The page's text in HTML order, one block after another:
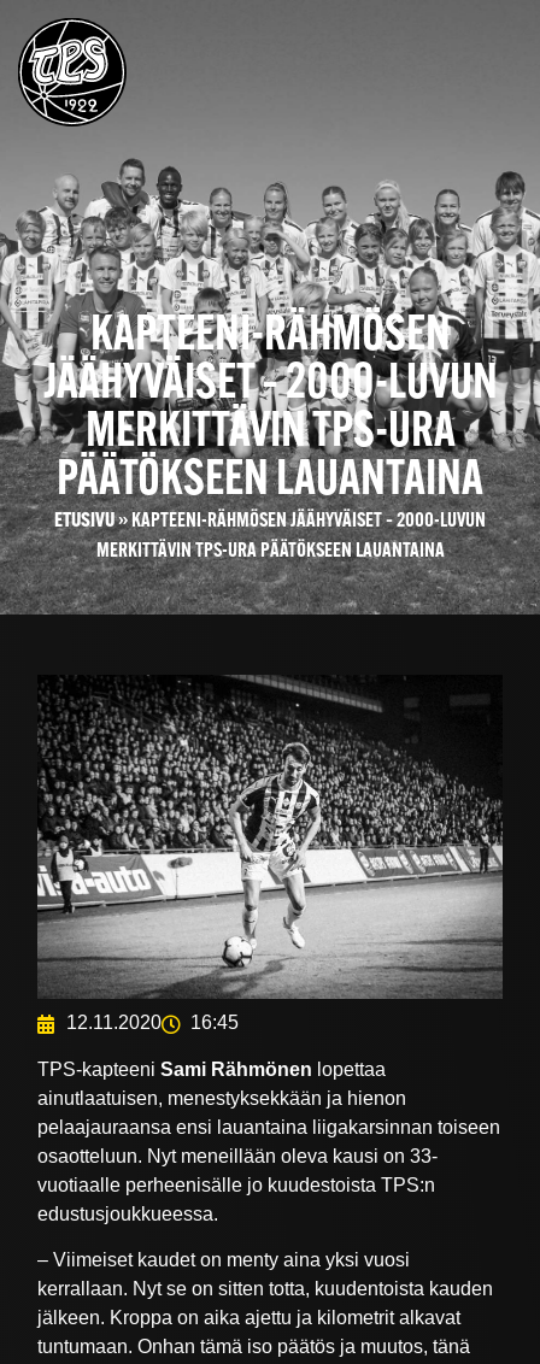
KAPTEENI-RÄHMÖSEN
JÄÄHYVÄISET – 2000-LUVUN
MERKITTÄVIN TPS-URA
PÄÄTÖKSEEN LAUANTAINA
ETUSIVU» KAPTEENI-RÄHMÖSEN JÄÄHYVÄISET – 2000-LUVUN
MERKITTÄVIN TPS-URA PÄÄTÖKSEEN LAUANTAINA
12.11.2020 16:45
TPS-kapteeniSami Rähmönen lopettaa
ainutlaatuisen, menestyksekkään ja hienon
pelaajauraansa ensi lauantaina liigakarsinnan toiseen
osaotteluun. Nyt meneillään oleva kausi on 33-
vuotiaalle perheenisälle jo kuudestoista TPS:n
edustusjoukkueessa.
– Viimeiset kaudet on menty aina yksi vuosi
kerrallaan. Nyt se on sitten totta, kuudentoista kauden
jälkeen. Kroppa on aika ajettu ja kilometrit alkavat
tuntumaan. Onhan tämä iso päätös ja muutos, tänä